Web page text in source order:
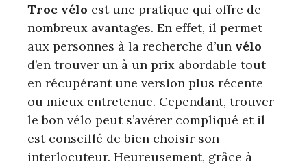
Troc vélo est une pratique qui offre de
nombreux avantages. En effet, il permet
aux personnes à la recherche d’un vélo
d’en trouver un à un prix abordable tout
en récupérant une version plus récente
ou mieux entretenue. Cependant, trouver
le bon vélo peut s’avérer compliqué et il
est conseillé de bien choisir son
interlocuteur. Heureusement, grâce à